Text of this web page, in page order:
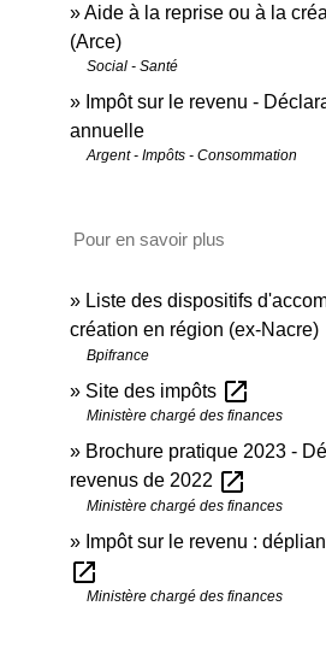
Aide à la reprise ou à la
(Arce)
Social - Santé
Impôt sur le revenu -
annuelle
Argent - Impôts - Consommation
Pour en savoir plus
Liste des dispositifs
création en région (ex-Nacre)
Bpifrance
Site des impôts open_in_new
Ministère chargé des finances
Brochure pratique 2023 -
revenus de 2022 open_in_new
Ministère chargé des finances
Impôt sur le revenu :
open_in_new
Ministère chargé des finances